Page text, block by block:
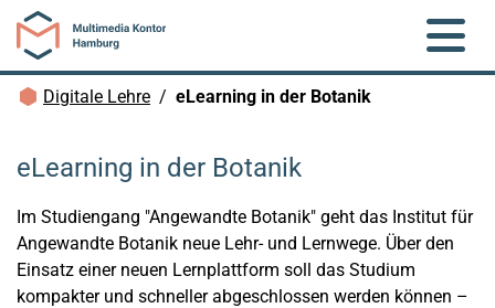
Zum Hauptinhalt springen
Brotkrümelnavigation
Digitale Lehre eLearning in der Botanik
eLearning in der Botanik
Im Studiengang "Angewandte Botanik" geht das Institut für
Angewandte Botanik neue Lehr- und Lernwege. Über den
Einsatz einer neuen Lernplattform soll das Studium
kompakter und schneller abgeschlossen werden können –